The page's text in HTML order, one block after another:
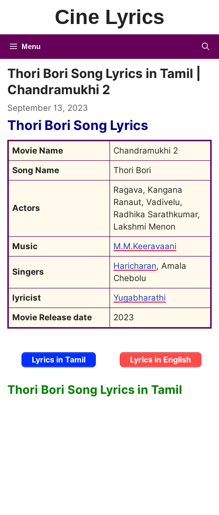
Cine Lyrics
Menu
Thori Bori Song Lyrics in Tamil |
Chandramukhi 2
September 13, 2023
Thori Bori Song Lyrics
Movie Name
Chandramukhi 2
Song Name
Thori Bori
Actors
Ragava, Kangana
Ranaut, Vadivelu,
Radhika Sarathkumar,
Lakshmi Menon
Music
M.M.Keeravaani
Singers
Haricharan, Amala
Chebolu
lyricist
Yugabharathi
Movie Release date
2023
Lyrics in Tamil Lyrics in English
Thori Bori Song Lyrics in Tamil